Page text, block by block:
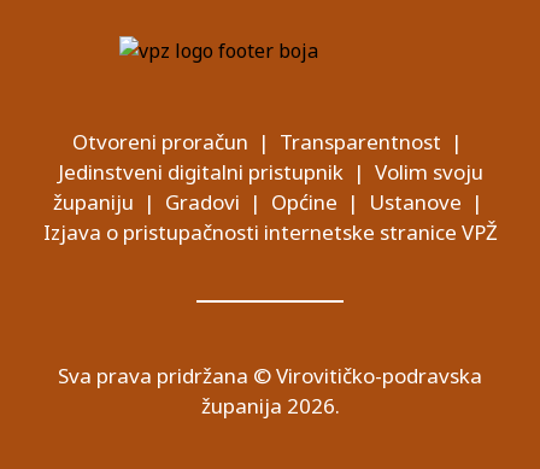
Otvoreni proračun | Transparentnost |
Jedinstveni digitalni pristupnik| Volim svoju
županiju | Gradovi | Općine | Ustanove |
Izjava o pristupačnosti internetske stranice VPŽ
Sva prava pridržana © Virovitičko-podravska
županija 2026.